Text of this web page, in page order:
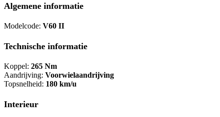
Algemene informatie
Modelcode: V60 II
Technische informatie
Koppel: 265 Nm
Aandrijving: Voorwielaandrijving
Topsnelheid: 180 km/u
Interieur